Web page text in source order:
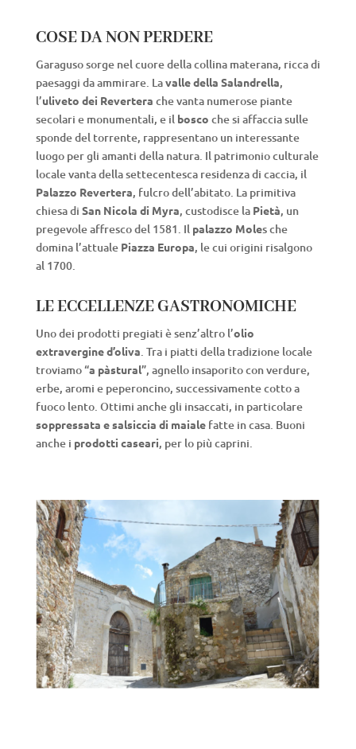
COSE DA NON PERDERE
Garaguso sorge nel cuore della collina materana, ricca di
paesaggi da ammirare. Lavalle della Salandrella,
l’uliveto dei Revertera che vanta numerose piante
secolari e monumentali, e il bosco che si affaccia sulle
sponde del torrente, rappresentano un interessante
luogo per gli amanti della natura. Il patrimonio culturale
locale vanta della settecentesca residenza di caccia, il
Palazzo Revertera, fulcro dell’abitato. La primitiva
chiesa di San Nicola di Myra, custodisce la Pietà, un
pregevole affresco del 1581. Il palazzo Moles che
domina l’attuale Piazza Europa, le cui origini risalgono
al 1700.
LE ECCELLENZE GASTRONOMICHE
Uno dei prodotti pregiati è senz’altro l’olio
extravergine d’oliva. Tra i piatti della tradizione locale
troviamo “a pàstural”, agnello insaporito con verdure,
erbe, aromi e peperoncino, successivamente cotto a
fuoco lento. Ottimi anche gli insaccati, in particolare
soppressata e salsiccia di maialefatte in casa. Buoni
anche i prodotti caseari, per lo più caprini.